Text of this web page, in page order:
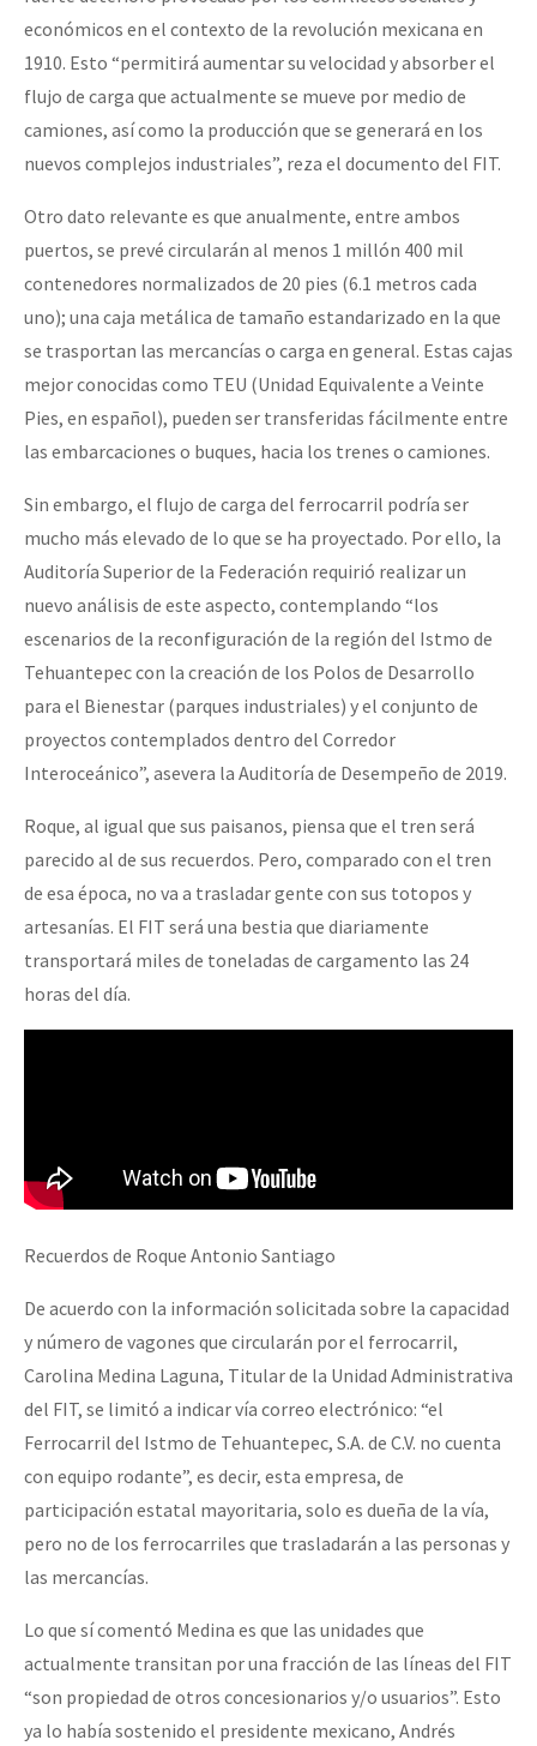
económicos en el contexto de la revolución mexicana en
1910. Esto “permitirá aumentar su velocidad y absorber el
flujo de carga que actualmente se mueve por medio de
camiones, así como la producción que se generará en los
nuevos complejos industriales”, reza el documento del FIT.
Otro dato relevante es que anualmente, entre ambos
puertos, se prevé circularán al menos 1 millón 400 mil
contenedores normalizados de 20 pies (6.1 metros cada
uno); una caja metálica de tamaño estandarizado en la que
se trasportan las mercancías o carga en general. Estas cajas
mejor conocidas como TEU (Unidad Equivalente a Veinte
Pies, en español), pueden ser transferidas fácilmente entre
las embarcaciones o buques, hacia los trenes o camiones.
Sin embargo, el flujo de carga del ferrocarril podría ser
mucho más elevado de lo que se ha proyectado. Por ello, la
Auditoría Superior de la Federación requirió realizar un
nuevo análisis de este aspecto, contemplando “los
escenarios de la reconfiguración de la región del Istmo de
Tehuantepec con la creación de los Polos de Desarrollo
para el Bienestar (parques industriales) y el conjunto de
proyectos contemplados dentro del Corredor
Interoceánico”, asevera la Auditoría de Desempeño de 2019.
Roque, al igual que sus paisanos, piensa que el tren será
parecido al de sus recuerdos. Pero, comparado con el tren
de esa época, no va a trasladar gente con sus totopos y
artesanías. El FIT será una bestia que diariamente
transportará miles de toneladas de cargamento las 24
horas del día.
Recuerdos de Roque Antonio Santiago
De acuerdo con la información solicitada sobre la capacidad
y número de vagones que circularán por el ferrocarril,
Carolina Medina Laguna, Titular de la Unidad Administrativa
del FIT, se limitó a indicar vía correo electrónico: “el
Ferrocarril del Istmo de Tehuantepec, S.A. de C.V. no cuenta
con equipo rodante”, es decir, esta empresa, de
participación estatal mayoritaria, solo es dueña de la vía,
pero no de los ferrocarriles que trasladarán a las personas y
las mercancías.
Lo que sí comentó Medina es que las unidades que
actualmente transitan por una fracción de las líneas del FIT
“son propiedad de otros concesionarios y/o usuarios”. Esto
ya lo había sostenido el presidente mexicano, Andrés